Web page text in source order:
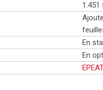
1.451
En
En